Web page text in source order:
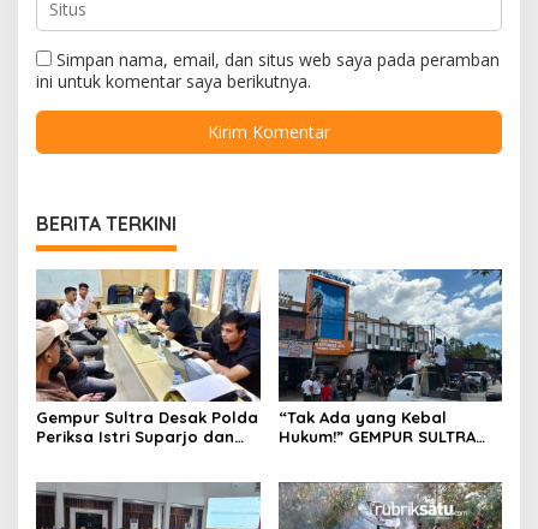
Simpan nama, email, dan situs web saya pada peramban
ini untuk komentar saya berikutnya.
BERITA TERKINI
Gempur Sultra Desak Polda
Periksa Istri Suparjo dan
“Tak Ada yang Kebal
Hukum!” GEMPUR SULTRA
Tadisangka, Siap Kuasai
Lahan Puuwatu